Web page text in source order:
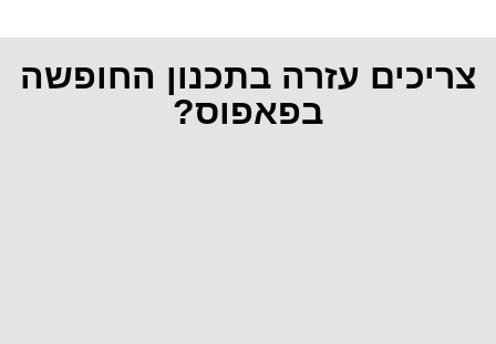
צריכים עזרה בתכנון החופשה
בפאפוס?